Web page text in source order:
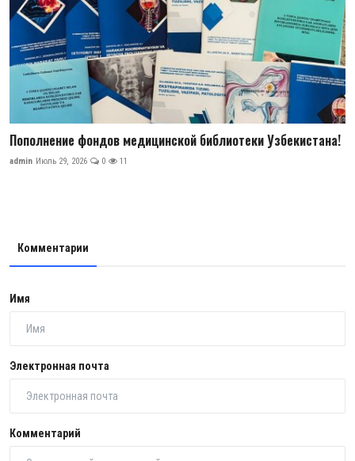
Пополнение фондов медицинской библиотеки Узбекистана!
admin Июль 29, 2026 0 11
Комментарии
Имя
Электронная почта
Комментарий